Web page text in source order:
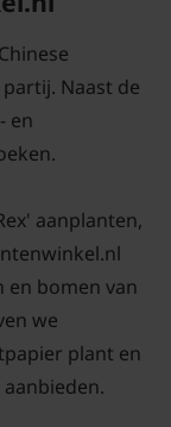
is
uitbundig
‘Rex’
verschijnen
geur,
Dankzij zijn
is de
in de tuin.
Naast de
en
aanplanten,
en bomen van
we
plant en